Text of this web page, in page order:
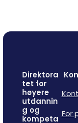
Direktora
tet for
høyere
utdannin
g og
kompeta
For